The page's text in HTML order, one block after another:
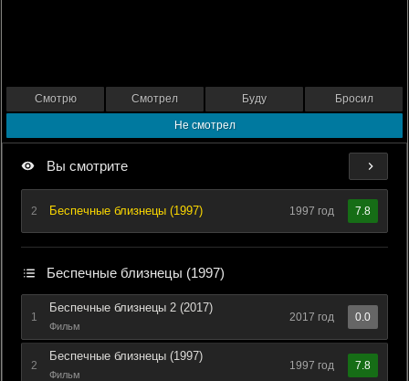
Смотрю Смотрел Буду Бросил
Не смотрел
Вы смотрите
2 Беспечные близнецы (1997) 1997 год 7.8
Беспечные близнецы (1997)
1
Беспечные близнецы 2 (2017)
Фильм
2017 год 0.0
2
Беспечные близнецы (1997)
Фильм
1997 год 7.8